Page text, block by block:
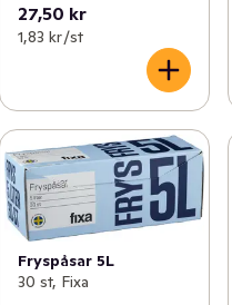
27,50 kr
1,83 kr /st
Fryspåsar 5L
30 st, Fixa